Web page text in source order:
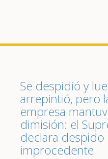
Se despidió y
arrepintió, pero
empresa
dimisión: el
declara despido
improcedente